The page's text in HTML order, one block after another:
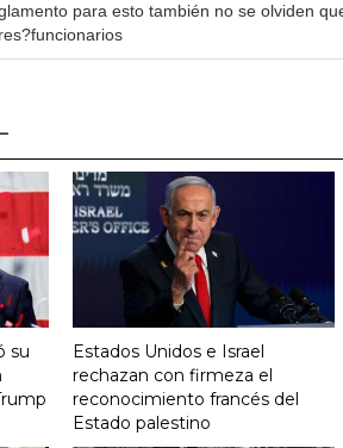
para esto también no se olviden
su
Estados Unidos e Israel
rechazan con firmeza el
reconocimiento francés del
Estado palestino